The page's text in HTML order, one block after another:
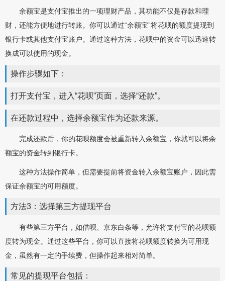
余额宝是支付宝推出的一项理财产品，其功能不仅是存款和理
财，还能方便地进行转账。你可以通过“余额宝”将花呗的额度提现到
银行卡或其他支付宝账户。通过这种方法，花呗中的资金可以迅速转
换成可以使用的现金。
操作步骤如下：
打开支付宝，进入“花呗”页面，选择“还款”。
在还款过程中，选择余额宝作为还款来源。
完成还款后，你的花呗额度会被重新转入余额宝，你就可以将余
额宝的资金转到银行卡。
这种方法操作简单，但需要提前将资金转入余额宝账户，因此需
保证余额宝的可用额度。
方法3：选择第三方提现平台
有些第三方平台，如借呗、京东白条等，允许将支付宝的花呗额
度转为现金。通过这些平台，你可以直接将花呗额度转换为可用现
金，虽然有一定的手续费，但操作起来相对简单。
常见的提现平台包括：